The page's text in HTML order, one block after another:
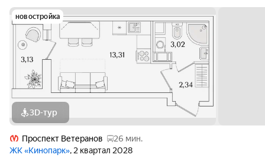
новостройка
3D-тур
Проспект Ветеранов
26 мин.
ЖК «Кинопарк», 2 квартал 2028